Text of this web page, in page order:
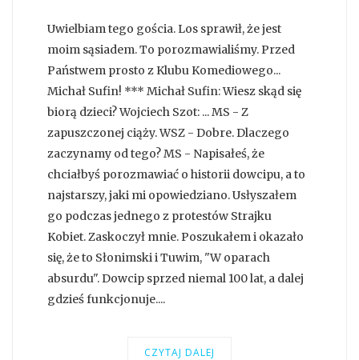
Uwielbiam tego gościa. Los sprawił, że jest
moim sąsiadem. To porozmawialiśmy. Przed
Państwem prosto z Klubu Komediowego...
Michał Sufin! *** Michał Sufin: Wiesz skąd się
biorą dzieci? Wojciech Szot: ... MS - Z
zapuszczonej ciąży. WSZ - Dobre. Dlaczego
zaczynamy od tego? MS - Napisałeś, że
chciałbyś porozmawiać o historii dowcipu, a to
najstarszy, jaki mi opowiedziano. Usłyszałem
go podczas jednego z protestów Strajku
Kobiet. Zaskoczył mnie. Poszukałem i okazało
się, że to Słonimski i Tuwim, "W oparach
absurdu". Dowcip sprzed niemal 100 lat, a dalej
gdzieś funkcjonuje....
CZYTAJ DALEJ